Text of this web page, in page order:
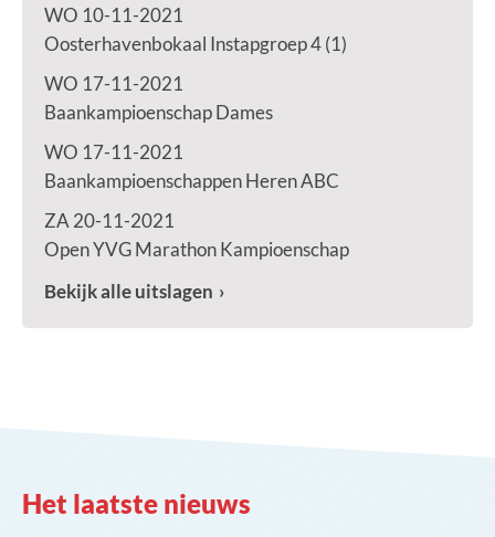
WO 10-11-2021
Oosterhavenbokaal Instapgroep 4 (1)
WO 17-11-2021
Baankampioenschap Dames
WO 17-11-2021
Baankampioenschappen Heren ABC
ZA 20-11-2021
Open YVG Marathon Kampioenschap
Bekijk alle uitslagen
Het laatste nieuws